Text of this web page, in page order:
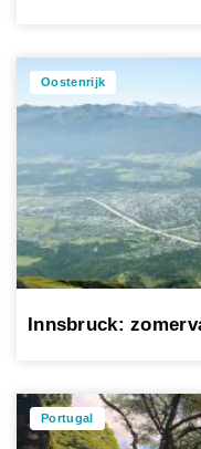
Oostenrijk
Innsbruck:
Portugal